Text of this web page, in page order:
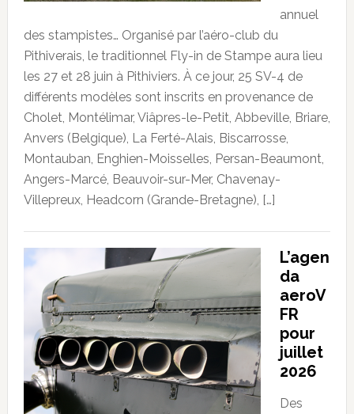
annuel
des stampistes… Organisé par l’aéro-club du
Pithiverais, le traditionnel Fly-in de Stampe aura lieu
les 27 et 28 juin à Pithiviers. À ce jour, 25 SV-4 de
différents modèles sont inscrits en provenance de
Cholet, Montélimar, Viâpres-le-Petit, Abbeville, Briare,
Anvers (Belgique), La Ferté-Alais, Biscarrosse,
Montauban, Enghien-Moisselles, Persan-Beaumont,
Angers-Marcé, Beauvoir-sur-Mer, Chavenay-
Villepreux, Headcorn (Grande-Bretagne), […]
L’agen
da
aeroV
FR
pour
juillet
2026
Des